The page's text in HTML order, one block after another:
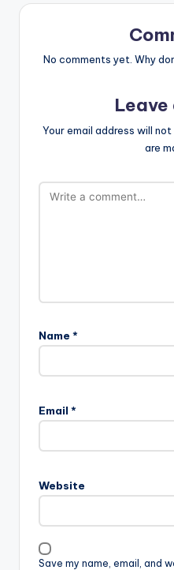
No comments yet. Why
Leave
Your email address will not
are
Name *
Email *
Website
Save my name, email, and